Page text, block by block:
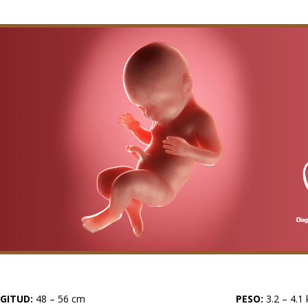
48 – 56 cm PESO: 3.2 – 4.1